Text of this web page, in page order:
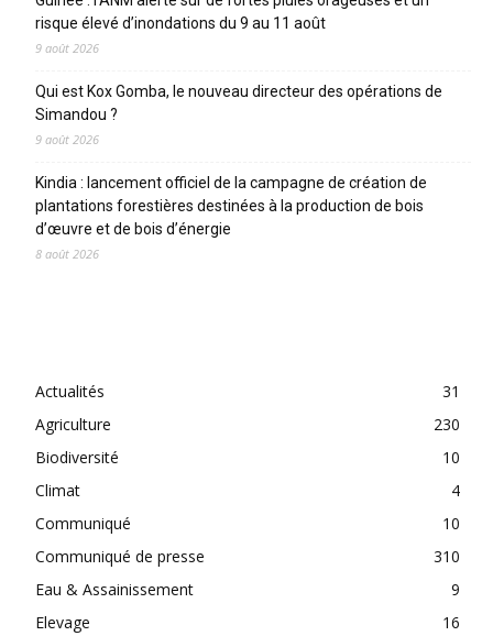
risque élevé d’inondations du 9 au 11 août
9 août 2026
Qui est Kox Gomba, le nouveau directeur des opérations de
Simandou ?
9 août 2026
Kindia : lancement officiel de la campagne de création de
plantations forestières destinées à la production de bois
d’œuvre et de bois d’énergie
8 août 2026
Actualités
31
Agriculture
230
Biodiversité
10
Climat
4
Communiqué
10
Communiqué de presse
310
Eau & Assainissement
9
Elevage
16